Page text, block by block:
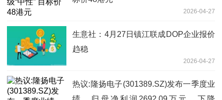
2026-04-27
生意社：4月27日镇江联成DOP企业报价
趋稳
2026-04-27
热议:隆扬电子(301389.SZ)发布一季度业